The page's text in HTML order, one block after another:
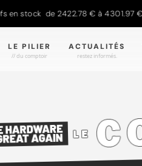
stock de 2422.78 € à 4301.97 €
LE PILIER
// du comptoir
ACTUALITÉS
restez informés.